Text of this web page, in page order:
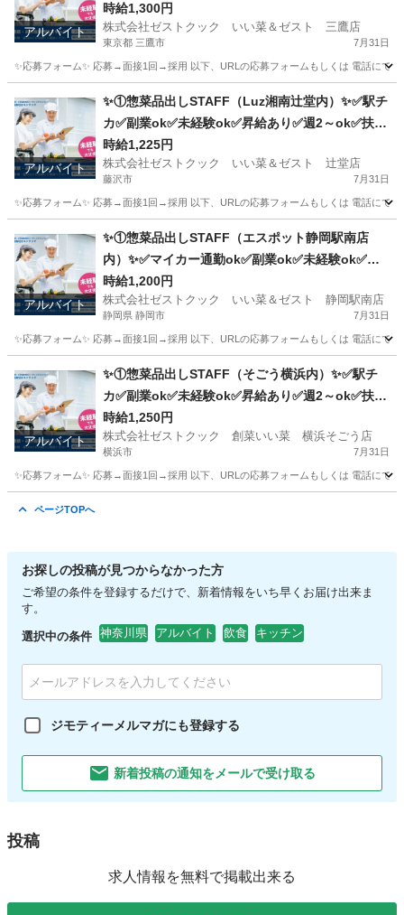
アルバイト
内ok
時給1,300円
株式会社ゼストクック いい菜＆ゼスト 三鷹店
東京都 三鷹市 7月31日
✨応募フォーム✨ 応募→面接1回→採用 以下、URLの応募フォームもしくは 電話にて
キッチン スタッフ
アルバイト
✨①惣菜品出しSTAFF（Luz湘南辻堂内）✨✅駅チ
カ✅副業ok✅未経験ok✅昇給あり✅週2～ok✅扶養
内ok
時給1,225円
株式会社ゼストクック いい菜＆ゼスト 辻堂店
藤沢市 7月31日
✨応募フォーム✨ 応募→面接1回→採用 以下、URLの応募フォームもしくは 電話にて
キッチン
アルバイト
✨①惣菜品出しSTAFF（エスポット静岡駅南店
内）✨✅マイカー通勤ok✅副業ok✅未経験ok✅扶
養内ok✅週2～ok
時給1,200円
株式会社ゼストクック いい菜＆ゼスト 静岡駅南店
静岡県 静岡市 7月31日
✨応募フォーム✨ 応募→面接1回→採用 以下、URLの応募フォームもしくは 電話にて
キッチン スタッフ
アルバイト
✨①惣菜品出しSTAFF（そごう横浜内）✨✅駅チ
カ✅副業ok✅未経験ok✅昇給あり✅週2～ok✅扶養
内ok
時給1,250円
株式会社ゼストクック 創菜いい菜 横浜そごう店
横浜市 7月31日
✨応募フォーム✨ 応募→面接1回→採用 以下、URLの応募フォームもしくは 電話にて
ページTOPへ
お探しの投稿が見つからなかった方
ご希望の条件を登録するだけで、新着情報をいち早くお届け出来ま
す。
選択中の条件 神奈川県 アルバイト 飲食 キッチン
ジモティーメルマガにも登録する
新着投稿の通知をメールで受け取る
投稿
求人情報を無料で掲載出来る